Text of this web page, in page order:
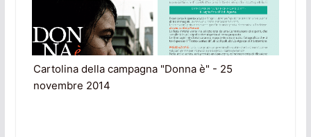
Cartolina della campagna "Donna è" - 25
novembre 2014